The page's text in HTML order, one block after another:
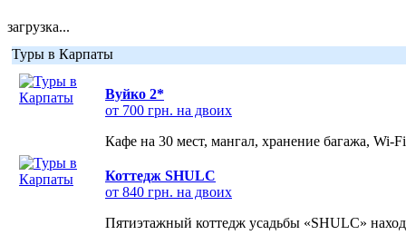
загрузка...
Туры в Карпаты
Вуйко 2*
от 700 грн. на двоих
Кафе на 30 мест, мангал, хранение багажа, Wi-
Коттедж SHULC
от 840 грн. на двоих
Пятиэтажный коттедж усадьбы «SHULC»